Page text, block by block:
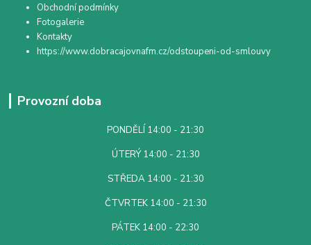
Obchodní podmínky
Fotogalerie
Kontakty
https://www.dobracajovnafm.cz/odstoupeni-od-smlouvy
Provozní doba
PONDĚLÍ 14:00 - 21:30
ÚTERÝ 14:00 - 21:30
STŘEDA 14:00 - 21:30
ČTVRTEK 14:00 - 21:30
PÁTEK 14:00 - 22:30